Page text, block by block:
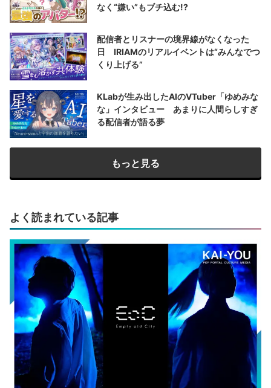
なく“嫌い”もブチ込む!?
配信者とリスナーの境界線がなくなった
日 IRIAMのリアルイベントは“みんなでつ
くり上げる”
KLabが生み出したAIのVTuber「ゆめみな
な」インタビュー あまりに人間らしすぎ
る配信者が語る夢
もっと見る
よく読まれている記事